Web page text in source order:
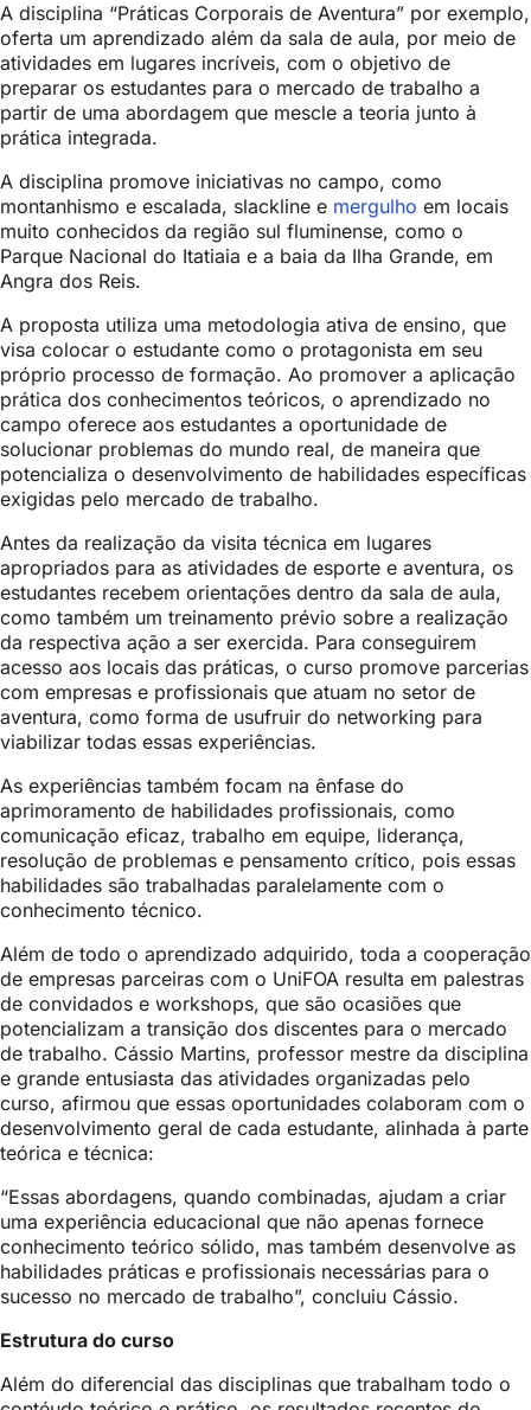
A disciplina “Práticas Corporais de Aventura” por exemplo,
oferta um aprendizado além da sala de aula, por meio de
atividades em lugares incríveis, com o objetivo de
preparar os estudantes para o mercado de trabalho a
partir de uma abordagem que mescle a teoria junto à
prática integrada.
A disciplina promove iniciativas no campo, como
montanhismo e escalada, slackline e mergulho em locais
muito conhecidos da região sul fluminense, como o
Parque Nacional do Itatiaia e a baia da Ilha Grande, em
Angra dos Reis.
A proposta utiliza uma metodologia ativa de ensino, que
visa colocar o estudante como o protagonista em seu
próprio processo de formação. Ao promover a aplicação
prática dos conhecimentos teóricos, o aprendizado no
campo oferece aos estudantes a oportunidade de
solucionar problemas do mundo real, de maneira que
potencializa o desenvolvimento de habilidades específicas
exigidas pelo mercado de trabalho.
Antes da realização da visita técnica em lugares
apropriados para as atividades de esporte e aventura, os
estudantes recebem orientações dentro da sala de aula,
como também um treinamento prévio sobre a realização
da respectiva ação a ser exercida. Para conseguirem
acesso aos locais das práticas, o curso promove parcerias
com empresas e profissionais que atuam no setor de
aventura, como forma de usufruir do networking para
viabilizar todas essas experiências.
As experiências também focam na ênfase do
aprimoramento de habilidades profissionais, como
comunicação eficaz, trabalho em equipe, liderança,
resolução de problemas e pensamento crítico, pois essas
habilidades são trabalhadas paralelamente com o
conhecimento técnico.
Além de todo o aprendizado adquirido, toda a cooperação
de empresas parceiras com o UniFOA resulta em palestras
de convidados e workshops, que são ocasiões que
potencializam a transição dos discentes para o mercado
de trabalho. Cássio Martins, professor mestre da disciplina
e grande entusiasta das atividades organizadas pelo
curso, afirmou que essas oportunidades colaboram com o
desenvolvimento geral de cada estudante, alinhada à parte
teórica e técnica:
“Essas abordagens, quando combinadas, ajudam a criar
uma experiência educacional que não apenas fornece
conhecimento teórico sólido, mas também desenvolve as
habilidades práticas e profissionais necessárias para o
sucesso no mercado de trabalho”, concluiu Cássio.
Estrutura do curso
Além do diferencial das disciplinas que trabalham todo o